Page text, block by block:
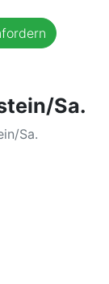
Sa.
Sa.